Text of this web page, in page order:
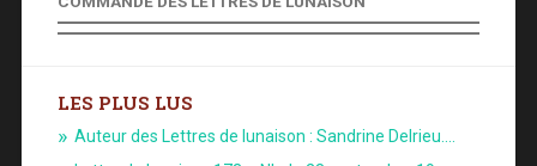
LES PLUS LUS
Auteur des Lettres de lunaison : Sandrine Delrieu.…